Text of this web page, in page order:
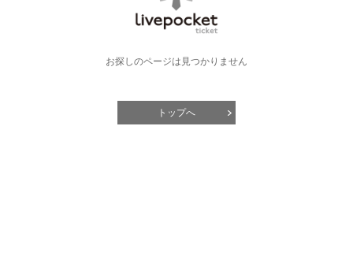
お探しのページは見つかりません
トップへ